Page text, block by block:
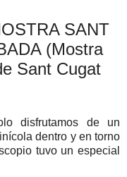
SANT
(Mostra
Sant Cugat
disfrutamos de un
dentro y en torno
tuvo un especial